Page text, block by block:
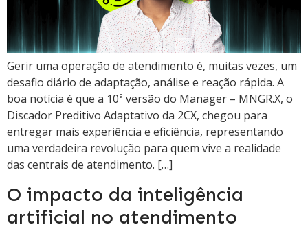
Gerir uma operação de atendimento é, muitas vezes, um
desafio diário de adaptação, análise e reação rápida. A
boa notícia é que a 10ª versão do Manager – MNGR.X, o
Discador Preditivo Adaptativo da 2CX, chegou para
entregar mais experiência e eficiência, representando
uma verdadeira revolução para quem vive a realidade
das centrais de atendimento. […]
O impacto da inteligência
artificial no atendimento